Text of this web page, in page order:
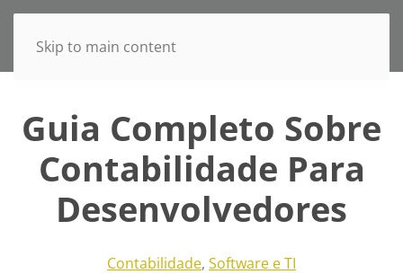
Skip to main content
Guia Completo Sobre
Contabilidade Para
Desenvolvedores
Contabilidade, Software e TI